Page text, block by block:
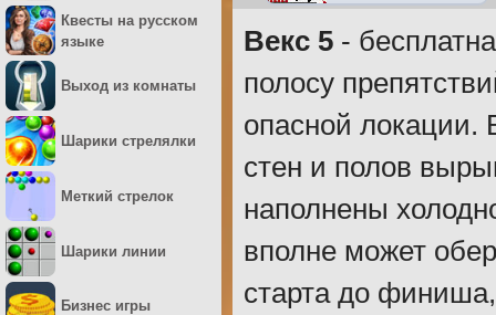
Векс 5 -
полосу
опасной локации.
стен и полов
наполнены
вполне может
старта до
Квесты на русском
языке
Выход из комнаты
Шарики стрелялки
Меткий стрелок
Шарики линии
Бизнес игры